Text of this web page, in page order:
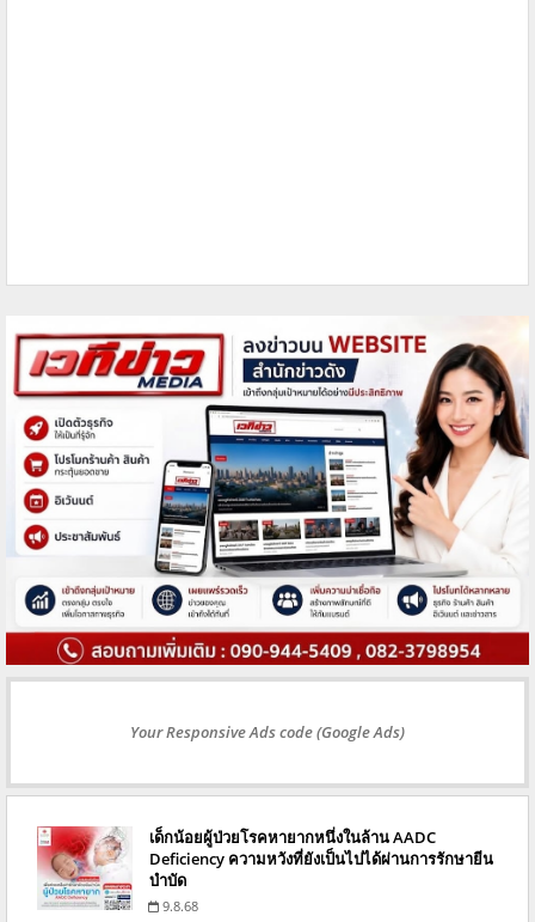
Your Responsive Ads code (Google Ads)
เด็กน้อยผู้ป่วยโรคหายากหนึ่งในล้าน AADC
Deficiency ความหวังที่ยังเป็นไปได้ผ่านการรักษายีน
บำบัด
9.8.68